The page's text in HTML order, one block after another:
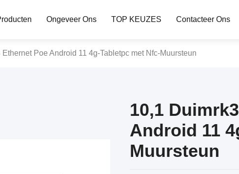
Ongeveer Ons TOP KEUZES Contacteer Ons
Poe Android 11 4g-Tabletpc met Nfc-Muursteun
10,1
Android 11
Muursteun